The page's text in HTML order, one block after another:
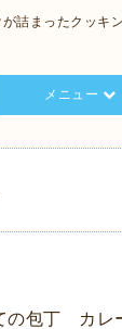
詰まったクッキ
メニュー
の包丁 カレ